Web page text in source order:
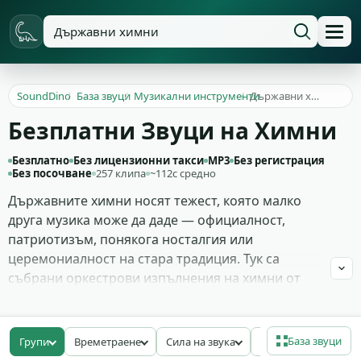
SoundDino
/ База звуци
/ Музикални инструменти
/ Държавни химни
Безплатни Звуци на Химни
Безплатно Без лицензионни такси MP3 Без регистрация
Без посочване 257 клипа ~112с средно
Държавните химни носят тежест, която малко
друга музика може да даде — официалност,
патриотизъм, понякога носталгия или
церемониалност на стара традиция. Тук са
събрани оркестрови изпълнения на химни от
баланс между духовите, струнните и литаврите.
Има и кратки фанфарни откъси от началото на
много химни, които работят като самостоятелни
Групи Времетраене Сила на звука БитрейтБаза звуци